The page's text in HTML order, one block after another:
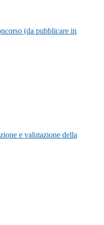
(da pubblicare in
e valutazione della